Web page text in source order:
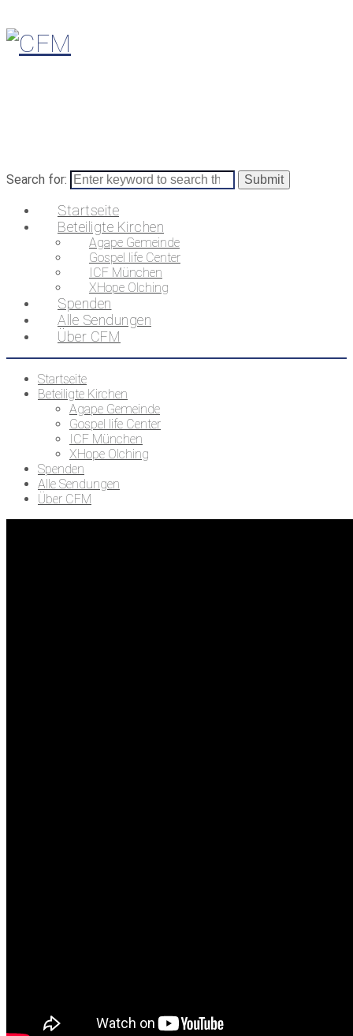
Search for:
Startseite
Beteiligte Kirchen
Agape Gemeinde
Gospel life Center
ICF München
XHope Olching
Spenden
Alle Sendungen
Über CFM
Startseite
Beteiligte Kirchen
Agape Gemeinde
Gospel life Center
ICF München
XHope Olching
Spenden
Alle Sendungen
Über CFM
Share on Twitter
–Share on Facebook